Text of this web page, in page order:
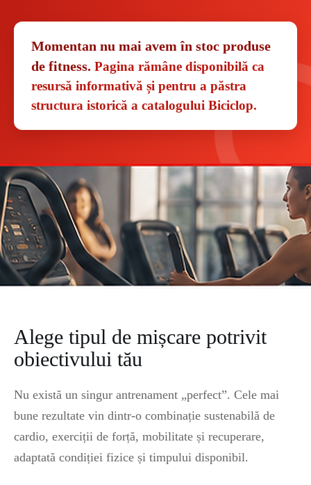
Momentan nu mai avem în stoc produse
de fitness. Pagina rămâne disponibilă ca
resursă informativă și pentru a păstra
structura istorică a catalogului Biciclop.
Alege tipul de mișcare potrivit
obiectivului tău
Nu există un singur antrenament „perfect”. Cele mai
bune rezultate vin dintr-o combinație sustenabilă de
cardio, exerciții de forță, mobilitate și recuperare,
adaptată condiției fizice și timpului disponibil.